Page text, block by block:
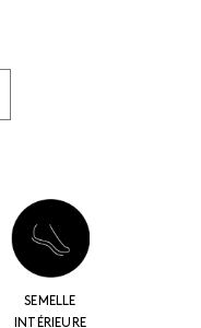
SEMELLE
INTÉRIEURE